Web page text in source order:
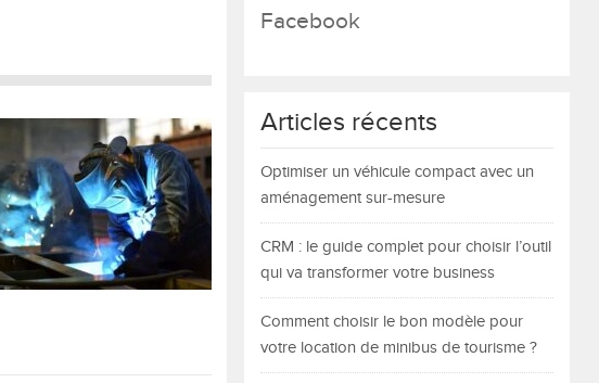
Facebook
Articles récents
Optimiser un véhicule compact avec un
aménagement sur-mesure
CRM : le guide complet pour choisir l’outil
qui va transformer votre business
Comment choisir le bon modèle pour
votre location de minibus de tourisme ?